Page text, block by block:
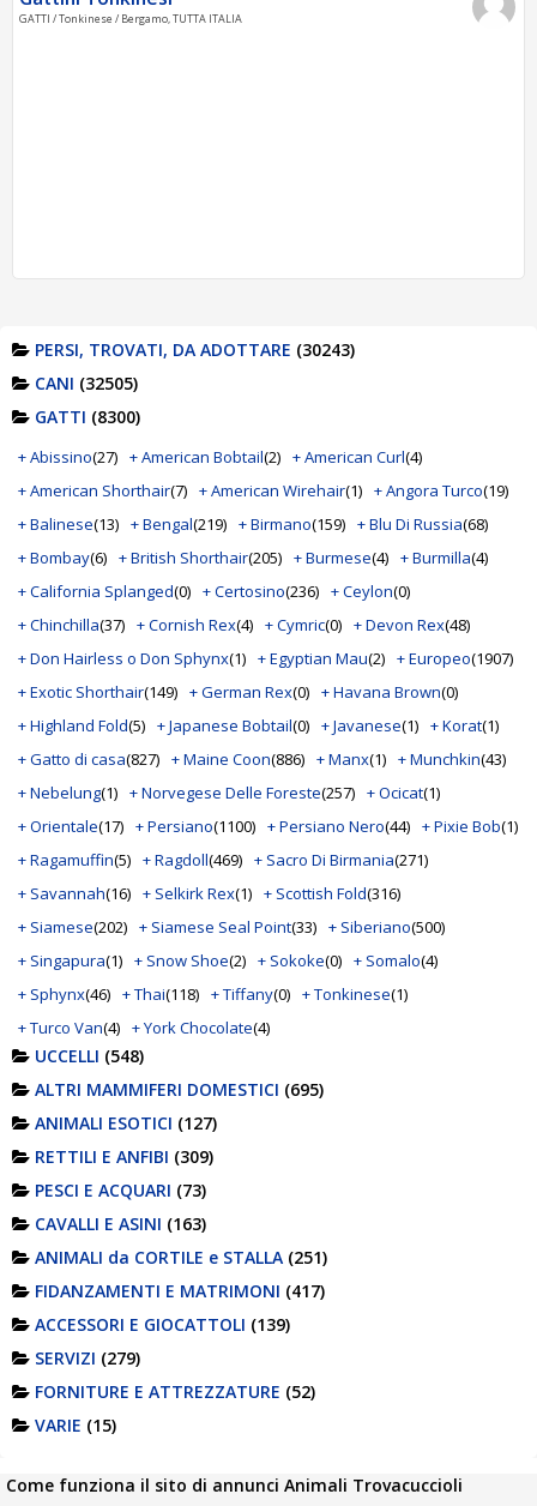
GATTI / Tonkinese / Bergamo, TUTTA ITALIA
PERSI, TROVATI, DA ADOTTARE (30243)
CANI (32505)
GATTI (8300)
+ Abissino(27) + American Bobtail(2) + American Curl(4)
+ American Shorthair(7) + American Wirehair(1) + Angora Turco(19)
+ Balinese(13) + Bengal(219) + Birmano(159) + Blu Di Russia(68)
+ Bombay(6) + British Shorthair(205) + Burmese(4) + Burmilla(4)
+ California Splanged(0) + Certosino(236) + Ceylon(0)
+ Chinchilla(37) + Cornish Rex(4) + Cymric(0) + Devon Rex(48)
+ Don Hairless o Don Sphynx(1) + Egyptian Mau(2) + Europeo(1907)
+ Exotic Shorthair(149) + German Rex(0) + Havana Brown(0)
+ Highland Fold(5) + Japanese Bobtail(0) + Javanese(1) + Korat(1)
+ Gatto di casa(827) + Maine Coon(886) + Manx(1) + Munchkin(43)
+ Nebelung(1) + Norvegese Delle Foreste(257) + Ocicat(1)
+ Orientale(17) + Persiano(1100) + Persiano Nero(44) + Pixie Bob(1)
+ Ragamuffin(5) + Ragdoll(469) + Sacro Di Birmania(271)
+ Savannah(16) + Selkirk Rex(1) + Scottish Fold(316)
+ Siamese(202) + Siamese Seal Point(33) + Siberiano(500)
+ Singapura(1) + Snow Shoe(2) + Sokoke(0) + Somalo(4)
+ Sphynx(46) + Thai(118) + Tiffany(0) + Tonkinese(1)
+ Turco Van(4) + York Chocolate(4)
UCCELLI (548)
ALTRI MAMMIFERI DOMESTICI (695)
ANIMALI ESOTICI (127)
RETTILI E ANFIBI (309)
PESCI E ACQUARI (73)
CAVALLI E ASINI (163)
ANIMALI da CORTILE e STALLA (251)
FIDANZAMENTI E MATRIMONI (417)
ACCESSORI E GIOCATTOLI (139)
SERVIZI (279)
FORNITURE E ATTREZZATURE (52)
VARIE (15)
Come funziona il sito di annunci Animali Trovacuccioli